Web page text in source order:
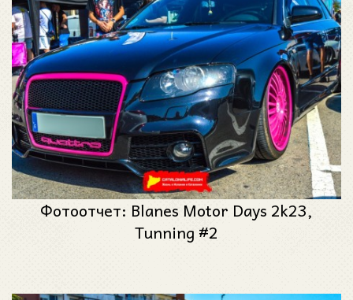
Фотоотчет: Blanes Motor Days 2k23,
Tunning #2